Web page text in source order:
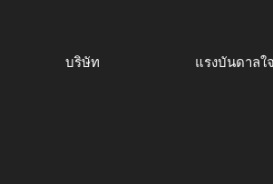
บริษัท แรงบันดาลใจ